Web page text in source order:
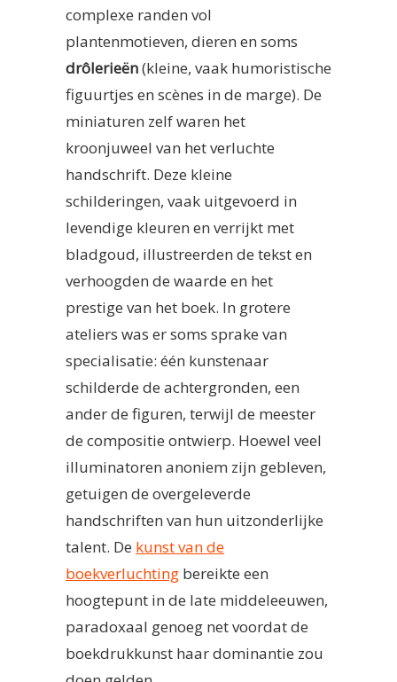
complexe randen vol
plantenmotieven, dieren en soms
drôlerieën(kleine, vaak humoristische
figuurtjes en scènes in de marge). De
miniaturen zelf waren het
kroonjuweel van het verluchte
handschrift. Deze kleine
schilderingen, vaak uitgevoerd in
levendige kleuren en verrijkt met
bladgoud, illustreerden de tekst en
verhoogden de waarde en het
prestige van het boek. In grotere
ateliers was er soms sprake van
specialisatie: één kunstenaar
schilderde de achtergronden, een
ander de figuren, terwijl de meester
de compositie ontwierp. Hoewel veel
illuminatoren anoniem zijn gebleven,
getuigen de overgeleverde
handschriften van hun uitzonderlijke
talent. De kunst van de
boekverluchting bereikte een
hoogtepunt in de late middeleeuwen,
paradoxaal genoeg net voordat de
boekdrukkunst haar dominantie zou